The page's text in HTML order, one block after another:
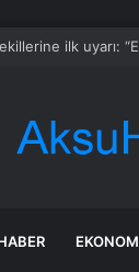
ilk uyarı: